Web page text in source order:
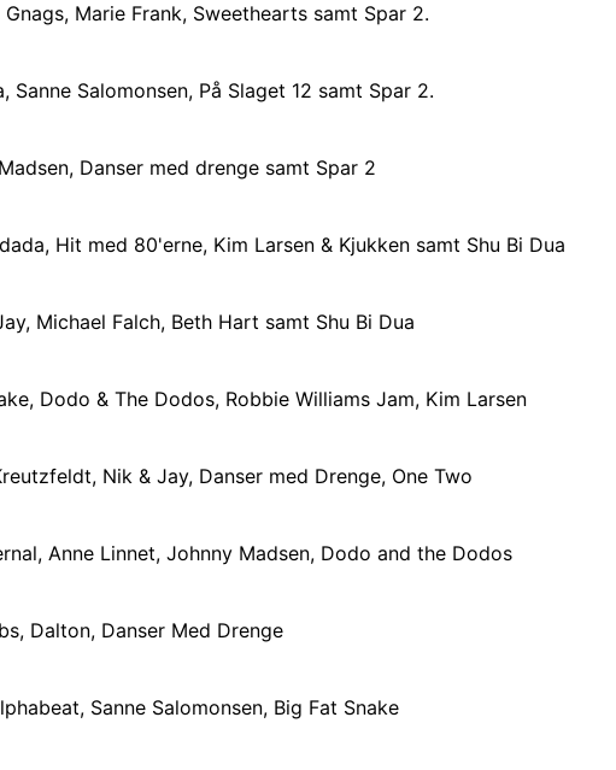
Marie Frank, Sweethearts samt Spar 2.
Sanne Salomonsen, På Slaget 12 samt Spar 2.
Danser med drenge samt Spar 2
Hit med 80'erne, Kim Larsen & Kjukken samt Shu Bi Dua
Michael Falch, Beth Hart samt Shu Bi Dua
Dodo & The Dodos, Robbie Williams Jam, Kim Larsen
Nik & Jay, Danser med Drenge, One Two
Anne Linnet, Johnny Madsen, Dodo and the Dodos
Dalton, Danser Med Drenge
Sanne Salomonsen, Big Fat Snake